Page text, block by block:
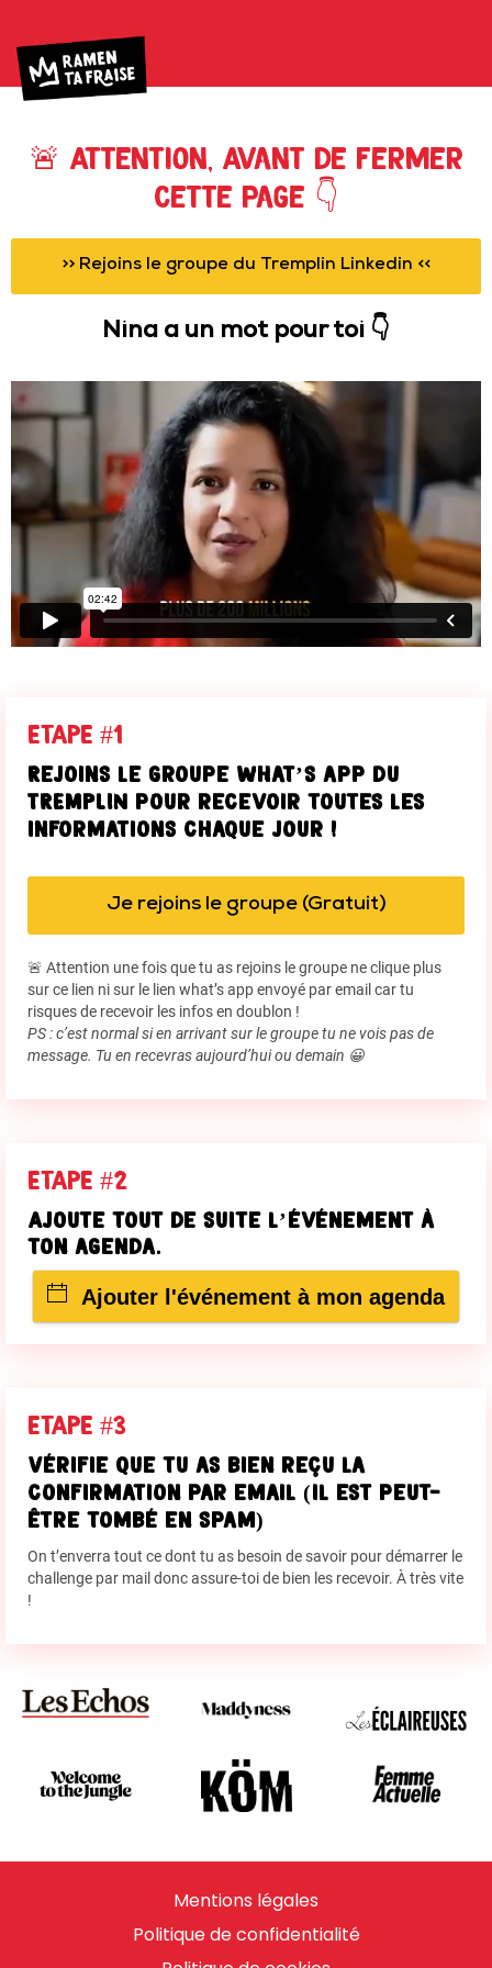
🚨 Attention, Avant de fermer
cette page 👇
>> Rejoins le groupe du Tremplin Linkedin <<
Nina a un mot pour toi 👇
ETAPE #1
Rejoins le groupe What’s app du
TREMPLIN pour recevoir toutes les
informations chaque jour !
Je rejoins le groupe (Gratuit)
🚨 Attention une fois que tu as rejoins le groupe ne clique plus
sur ce lien ni sur le lien what’s app envoyé par email car tu
risques de recevoir les infos en doublon !
PS : c’est normal si en arrivant sur le groupe tu ne vois pas de
message. Tu en recevras aujourd’hui ou demain 😀
ETAPE #2
Ajoute tout de suite l’événement à
ton agenda.
Ajouter l'événement à mon agenda
ETAPE #3
Vérifie que tu as bien reçu la
confirmation par email (il est peut-
être tombé en spam)
On t’enverra tout ce dont tu as besoin de savoir pour démarrer le
challenge par mail donc assure-toi de bien les recevoir. À très vite
!
Mentions légales
Politique de confidentialité